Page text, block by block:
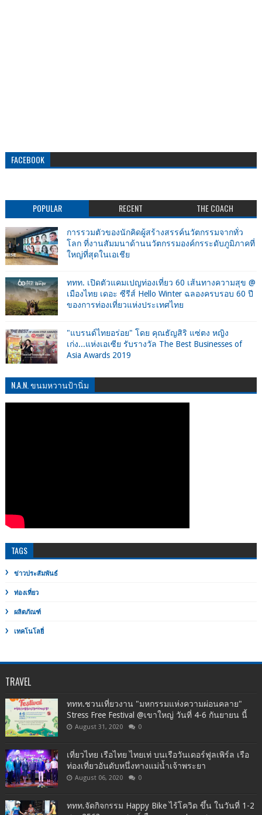
FACEBOOK
POPULAR RECENT THE COACH
การรวมตัวของนักคิดผู้สร้างสรรค์นวัตกรรมจากทั่ว
โลก ที่งานสัมมนาด้านนวัตกรรมองค์กรระดับภูมิภาคที่
ใหญ่ที่สุดในเอเชีย
ททท. เปิดตัวแคมเปญท่องเที่ยว 60 เส้นทางความสุข @
เมืองไทย เดอะ ซีรีส์ Hello Winter ฉลองครบรอบ 60 ปี
ของการท่องเที่ยวแห่งประเทศไทย
"แบรนด์ไทยอร่อย" โดย คุณธัญสิริ แซ่ตง หญิง
เก่ง...แห่งเอเซีย รับรางวัล The Best Businesses of
Asia Awards 2019
N.A.N. ขนมหวานป้านิ่ม
TAGS
ข่าวประสัมพันธ์
ท่องเที่ยว
ผลิตภัณฑ์
เทคโนโลยี่
TRAVEL
ททท.ชวนเที่ยวงาน "มหกรรมแห่งความผ่อนคลาย"
Stress Free Festival @เขาใหญ่ วันที่ 4-6 กันยายน นี้
August 31, 2020 0
เที่ยวไทย เรือไทย ไทยเท่ บนเรือวันเดอร์ฟูลเพิร์ล เรือ
ท่องเที่ยวอันดับหนึ่งทางแม่น้ำเจ้าพระยา
August 06, 2020 0
ททท.จัดกิจกรรม Happy Bike ไร้โควิด ขึ้น ในวันที่ 1-2